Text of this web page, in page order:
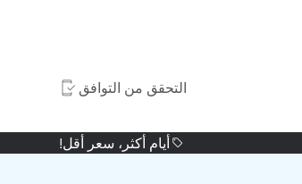
التحقق من التوافق
أيام أكثر، سعر أقل!